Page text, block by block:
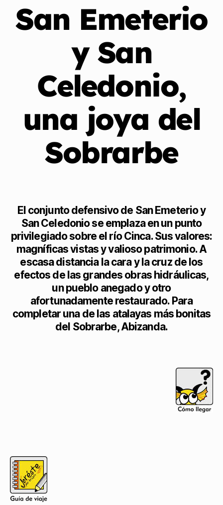
San Emeterio
y San
Celedonio,
una joya del
Sobrarbe
El conjunto defensivo de San Emeterio y
San Celedonio se emplaza en un punto
privilegiado sobre el río Cinca. Sus valores:
magníficas vistas y valioso patrimonio. A
escasa distancia la cara y la cruz de los
efectos de las grandes obras hidráulicas,
un pueblo anegado y otro
afortunadamente restaurado. Para
completar una de las atalayas más bonitas
del Sobrarbe, Abizanda.